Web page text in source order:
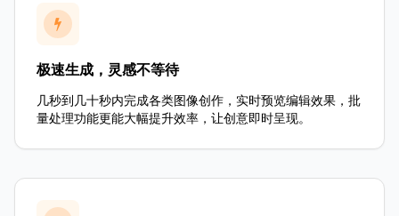
极速生成，灵感不等待
几秒到几十秒内完成各类图像创作，实时预览编辑效果，批
量处理功能更能大幅提升效率，让创意即时呈现。